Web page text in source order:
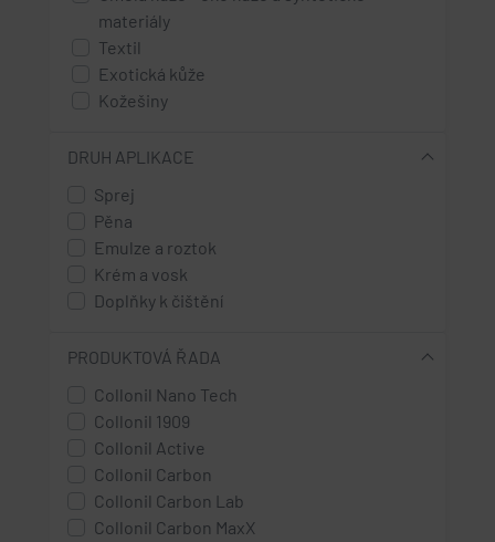
materiály
Textil
Exotická kůže
Kožešiny
Rouno
DRUH APLIKACE
Sprej
Pěna
Emulze a roztok
Krém a vosk
Doplňky k čištění
PRODUKTOVÁ ŘADA
Collonil Nano Tech
Collonil 1909
Collonil Active
Collonil Carbon
Collonil Carbon Lab
Collonil Carbon MaxX